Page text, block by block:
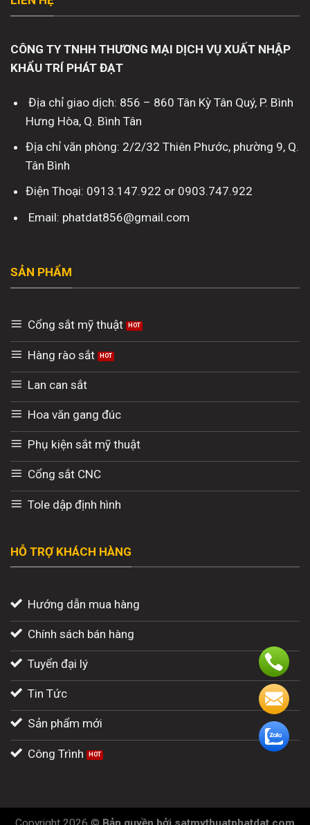
CÔNG TY TNHH THƯƠNG MẠI DỊCH VỤ XUẤT NHẬP
KHẨU TRÍ PHÁT ĐẠT
Địa chỉ giao dịch: 856 – 860 Tân Kỳ Tân Quý, P. Bình
Hưng Hòa, Q. Bình Tân
Địa chỉ văn phòng: 2/2/32 Thiên Phước, phường 9, Q.
Tân Bình
Điện Thoại: 0913.147.922 or 0903.747.922
Email: phatdat856@gmail.com
SẢN PHẨM
Cổng sắt mỹ thuật
Hàng rào sắt
Lan can sắt
Hoa văn gang đúc
Phụ kiện sắt mỹ thuật
Cổng sắt CNC
Tole dập định hình
HỖ TRỢ KHÁCH HÀNG
Hướng dẫn mua hàng
Chính sách bán hàng
Tuyển đại lý
Tin Tức
Sản phẩm mới
Công Trình